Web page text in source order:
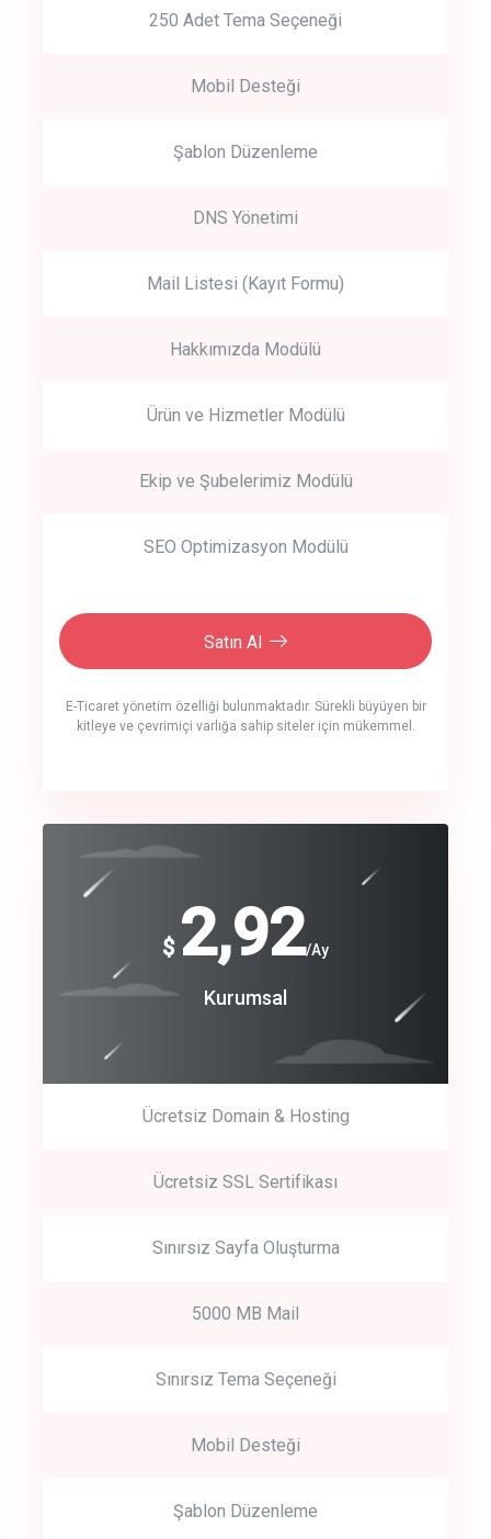
250 Adet Tema Seçeneği
Mobil Desteği
Şablon Düzenleme
DNS Yönetimi
Mail Listesi (Kayıt Formu)
Hakkımızda Modülü
Ürün ve Hizmetler Modülü
Ekip ve Şubelerimiz Modülü
SEO Optimizasyon Modülü
Satın Al
E-Ticaret yönetim özelliği bulunmaktadır. Sürekli büyüyen bir
kitleye ve çevrimiçi varlığa sahip siteler için mükemmel.
crm auto cync
track energy costs
Get Started
Start by trying our service for 30 days free trial no credit card
$ 2,92/Ay
Kurumsal
Ücretsiz Domain & Hosting
Ücretsiz SSL Sertifikası
Sınırsız Sayfa Oluşturma
5000 MB Mail
Sınırsız Tema Seçeneği
Mobil Desteği
Şablon Düzenleme
$
240
Coroprate